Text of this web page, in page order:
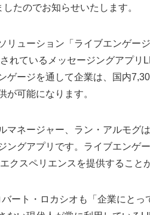
たのでお知らせいたします。
リューション「ライブエンゲー
れているメッセージングアプリ
ゲージを通して企業は、国内
が可能になります。
マネージャー、ラン・アルモグ
ングアプリです。ライブエンゲ
クスペリエンスを提供すること
ート・ロカシオも「企業にと